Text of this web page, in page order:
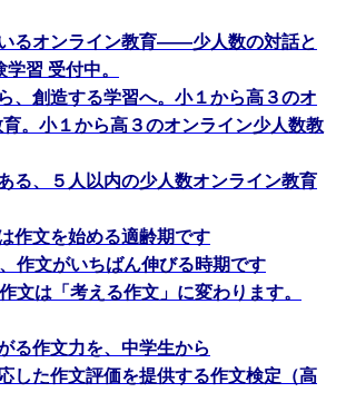
るオンライン教育――少人数の対話と
習 受付中。
、創造する学習へ。小１から高３のオ
。小１から高３のオンライン少人数教
る、５人以内の少人数オンライン教育
作文を始める適齢期です
作文がいちばん伸びる時期です
文は「考える作文」に変わります。
る作文力を、中学生から
した作文評価を提供する作文検定（高